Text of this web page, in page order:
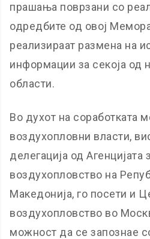
прашања поврзани со
одредбите од овој
реализираат размена на
информации за секоја од
области.
Во духот на соработката
воздухопловни власти,
делегација од Агенцијата
воздухопловство на
Македонија, го посети и
воздухопловство во
можност да се запознае